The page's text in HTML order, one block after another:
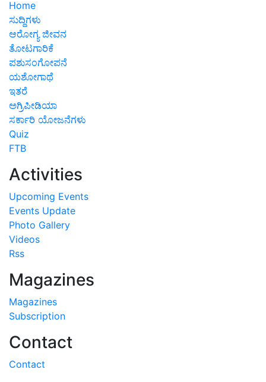
Home
ಸುದ್ದಿಗಳು
ಆರೋಗ್ಯ ಜೀವನ
ತೋಟಗಾರಿಕೆ
ಪಶುಸಂಗೋಪನೆ
ಯಶೋಗಾಥೆ
ಇತರೆ
ಅಗ್ರಿಪೀಡಿಯಾ
ಸರ್ಕಾರಿ ಯೋಜನೆಗಳು
Quiz
FTB
Activities
Upcoming Events
Events Update
Photo Gallery
Videos
Rss
Magazines
Magazines
Subscription
Contact
Contact